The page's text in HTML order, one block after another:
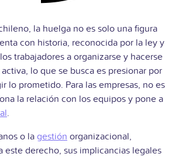
la huelga no es solo una figura
con historia, reconocida por la ley y
trabajadores a organizarse y hacerse
lo que se busca es presionar por
lo prometido. Para las empresas, no es
la relación con los equipos y pone a
.
o la gestión organizacional,
este derecho, sus implicancias legales